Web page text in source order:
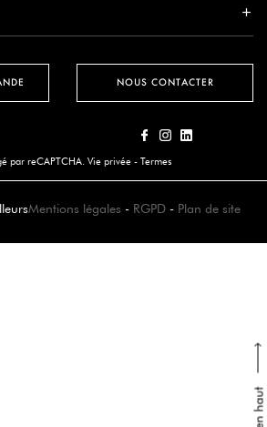
NOUS CONTACTER
par reCAPTCHA. Vie privée - Termes
Mentions légales - RGPD - Plan de site